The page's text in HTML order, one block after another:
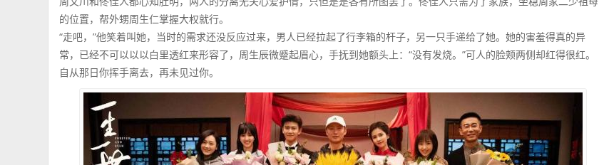
的位置，帮外甥周生仁掌握大权就行。
“走吧，”他笑着叫她，当时的需求还没反应过来，男人已经拉起了行李箱的杆子，另一只手递给了她。她的害羞得真的异
常，已经不可以以以白里透红来形容了，周生辰微蹙起眉心，手抚到她额头上：“没有发烧。”可人的脸颊两侧却红得很红。
自从那日你挥手离去，再未见过你。